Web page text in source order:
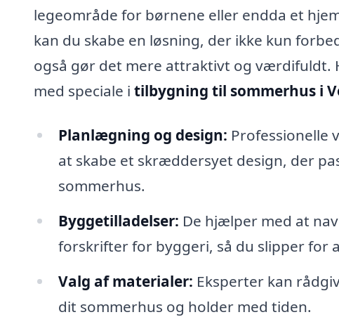
legeområde for børnene eller endda et
kan du skabe en løsning, der ikke kun
også gør det mere attraktivt og værdifuldt.
med speciale i tilbygning til sommerhus i
Planlægning og design: Professionelle
at skabe et skræddersyet design, der
sommerhus.
Byggetilladelser: De hjælper med at
forskrifter for byggeri, så du slipper for
Valg af materialer: Eksperter kan
dit sommerhus og holder med tiden.